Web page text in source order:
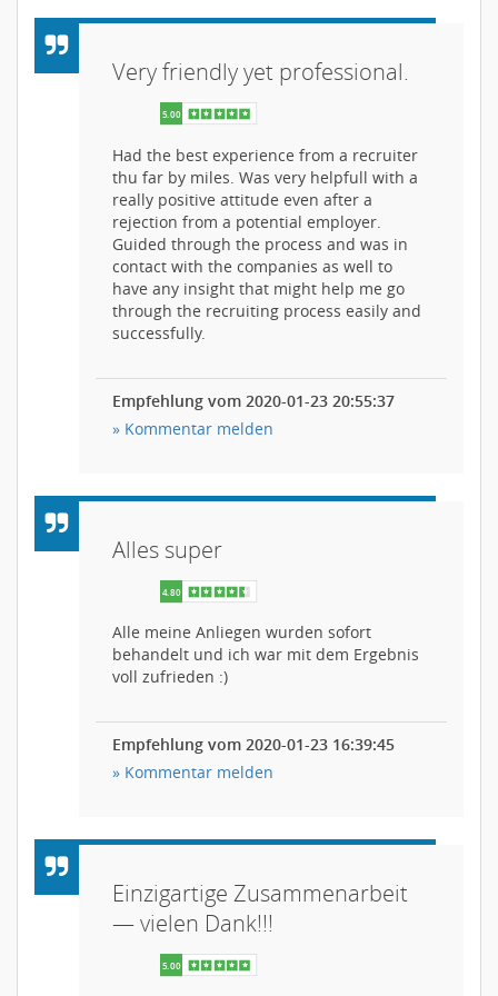
Very friendly yet professional.
Had the best experience from a recruiter
thu far by miles. Was very helpfull with a
really positive attitude even after a
rejection from a potential employer.
Guided through the process and was in
contact with the companies as well to
have any insight that might help me go
through the recruiting process easily and
successfully.
Empfehlung vom 2020-01-23 20:55:37
» Kommentar melden
Alles super
Alle meine Anliegen wurden sofort
behandelt und ich war mit dem Ergebnis
voll zufrieden :)
Empfehlung vom 2020-01-23 16:39:45
» Kommentar melden
Einzigartige Zusammenarbeit
— vielen Dank!!!